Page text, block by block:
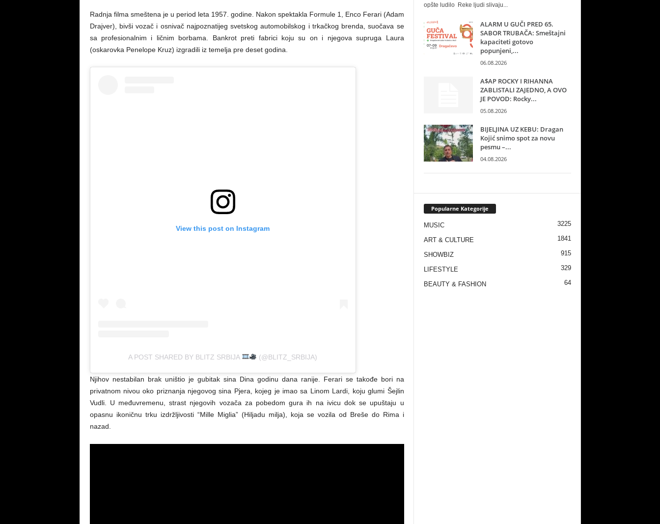
Radnja filma smeštena je u period leta 1957. godine. Nakon spektakla Formule 1, Enco Ferari (Adam
Drajver), bivši vozač i osnivač najpoznatijeg svetskog automobilskog i trkačkog brenda, suočava se
sa profesionalnim i ličnim borbama. Bankrot preti fabrici koju su on i njegova supruga Laura
(oskarovka Penelope Kruz) izgradili iz temelja pre deset godina.
View this post on Instagram
A POST SHARED BY BLITZ SRBIJA (@BLITZ_SRBIJA)
Njihov nestabilan brak uništio je gubitak sina Dina godinu dana ranije. Ferari se takođe bori na
privatnom nivou oko priznanja njegovog sina Pjera, kojeg je imao sa Linom Lardi, koju glumi Šejlin
Vudli. U međuvremenu, strast njegovih vozača za pobedom gura ih na ivicu dok se upuštaju u
opasnu ikoničnu trku izdržljivosti “Mille Miglia” (Hiljadu milja), koja se vozila od Breše do Rima i
nazad.
opšte ludilo Reke ljudi slivaju...
ALARM U GUČI PRED 65.
SABOR TRUBAČA: Smeštajni
kapaciteti gotovo
popunjeni,...
06.08.2026
A$AP ROCKY I RIHANNA
ZABLISTALI ZAJEDNO, A OVO
JE POVOD: Rocky...
05.08.2026
BIJELJINA UZ KEBU: Dragan
Kojić snimo spot za novu
pesmu –...
04.08.2026
Popularne Kategorije
MUSIC 3225
ART & CULTURE 1841
SHOWBIZ 915
LIFESTYLE 329
BEAUTY & FASHION 64